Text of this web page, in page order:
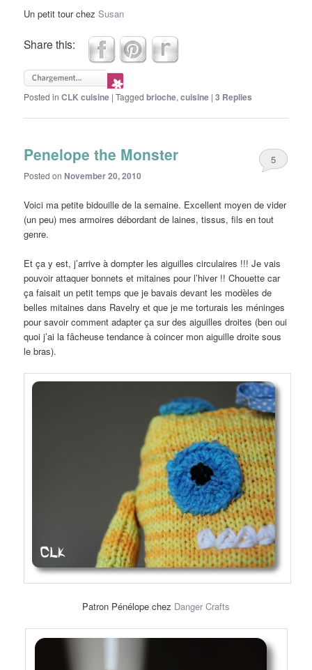
Un petit tour chezSusan
Share this:
Posted in CLK cuisine |Tagged brioche,cuisine |3 Replies
Penelope the Monster
Posted on November 20, 2010
5
Voici ma petite bidouille de la semaine. Excellent moyen de vider
(un peu) mes armoires débordant de laines, tissus, fils en tout
genre.
Et ça y est, j’arrive à dompter les aiguilles circulaires !!! Je vais
pouvoir attaquer bonnets et mitaines pour l’hiver !! Chouette car
ça faisait un petit temps que je bavais devant les modèles de
belles mitaines dans Ravelry et que je me torturais les méninges
pour savoir comment adapter ça sur des aiguilles droites (ben oui
quoi j’ai la fâcheuse tendance à coincer mon aiguille droite sous
le bras).
Patron Pénélope chez Danger Crafts